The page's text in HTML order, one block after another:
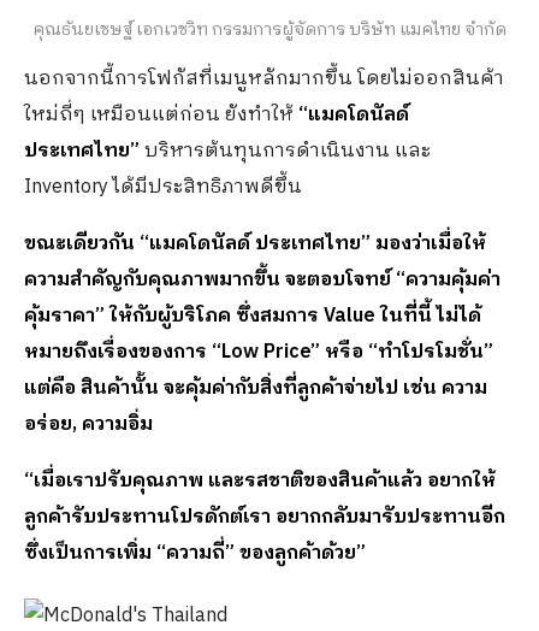
คุณธันยเชษฐ์ เอกเวชวิท กรรมการผู้จัดการ บริษัท แมคไทย จำกัด
นอกจากนี้การโฟกัสที่เมนูหลักมากขึ้น โดยไม่ออกสินค้า
ใหม่ถี่ๆ เหมือนแต่ก่อน ยังทำให้ “แมคโดนัลด์
ประเทศไทย”บริหารต้นทุนการดำเนินงาน และ
Inventory ได้มีประสิทธิภาพดีขึ้น
ขณะเดียวกัน “แมคโดนัลด์ ประเทศไทย” มองว่าเมื่อให้
ความสำคัญกับคุณภาพมากขึ้น จะตอบโจทย์ “ความคุ้มค่า
คุ้มราคา” ให้กับผู้บริโภค ซึ่งสมการValue ในที่นี้ ไม่ได้
หมายถึงเรื่องของการ “Low Price” หรือ “ทำโปรโมชั่น”
แต่คือ สินค้านั้น จะคุ้มค่ากับสิ่งที่ลูกค้าจ่ายไป เช่น ความ
อร่อย, ความอิ่ม
“เมื่อเราปรับคุณภาพ และรสชาติของสินค้าแล้ว อยากให้
ลูกค้ารับประทานโปรดักต์เรา อยากกลับมารับประทานอีก
ซึ่งเป็นการเพิ่ม “ความถี่” ของลูกค้าด้วย”